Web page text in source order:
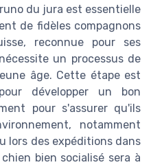
du jura est essentielle
de fidèles compagnons
reconnue pour ses
un processus de
âge. Cette étape est
développer un bon
pour s'assurer qu'ils
notamment
lors des expéditions dans
bien socialisé sera à